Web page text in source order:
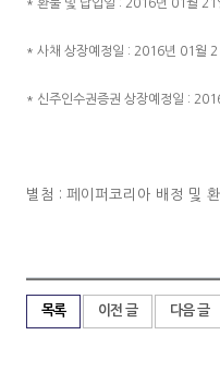
* 환불 및 납입일 : 2016년 01월 21
* 사채 상장예정일 : 2016년 01월
* 신주인수권증권 상장예정일 :
별첨 : 페이퍼코리아 배정 및
목록 이전 글 다음 글